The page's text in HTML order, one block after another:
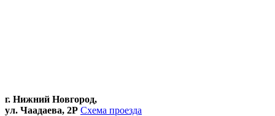
г. Нижний Новгород,
ул. Чаадаева, 2Р Схема проезда